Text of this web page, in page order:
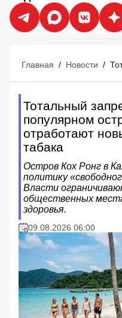
Главная / Новости /
Тотальный
популярном
отработают
табака
Остров Кох Ронг в
политику
Власти
общественных
здоровья.
09.08.2026 06:00